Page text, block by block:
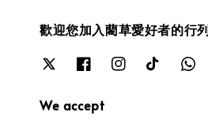
歡迎您加入藺草愛好者的行
We accept